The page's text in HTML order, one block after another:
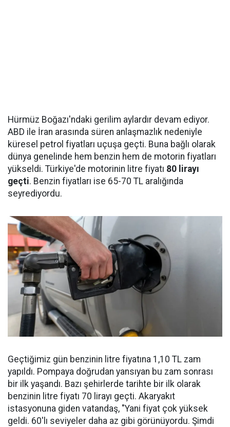
Hürmüz Boğazı'ndaki gerilim aylardır devam ediyor.
ABD ile İran arasında süren anlaşmazlık nedeniyle
küresel petrol fiyatları uçuşa geçti. Buna bağlı olarak
dünya genelinde hem benzin hem de motorin fiyatları
yükseldi. Türkiye'de motorinin litre fiyatı 80 lirayı
geçti. Benzin fiyatları ise 65-70 TL aralığında
seyrediyordu.
Geçtiğimiz gün benzinin litre fiyatına 1,10 TL zam
yapıldı. Pompaya doğrudan yansıyan bu zam sonrası
bir ilk yaşandı. Bazı şehirlerde tarihte bir ilk olarak
benzinin litre fiyatı 70 lirayı geçti. Akaryakıt
istasyonuna giden vatandaş, "Yani fiyat çok yüksek
geldi. 60'lı seviyeler daha az gibi görünüyordu. Şimdi